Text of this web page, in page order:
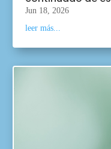
Jun 18, 2026
leer más...